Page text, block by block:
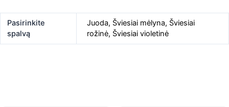
Pasirinkite
spalvą
Juoda, Šviesiai mėlyna, Šviesiai
rožinė, Šviesiai violetinė